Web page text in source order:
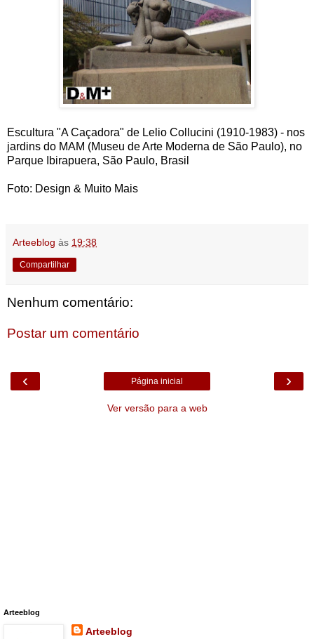
Escultura "A Caçadora" de Lelio Collucini (1910-1983) - nos
jardins do MAM (Museu de Arte Moderna de São Paulo), no
Parque Ibirapuera, São Paulo, Brasil
Foto: Design & Muito Mais
Arteeblog às 19:38
Compartilhar
Nenhum comentário:
Postar um comentário
‹ ›
Página inicial
Ver versão para a web
Arteeblog
Arteeblog